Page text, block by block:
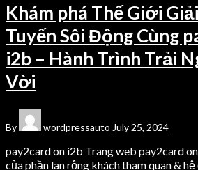
Khám phá Thế Giới
Tuyến Sôi Động Cùng
i2b – Hành Trình Trải
Vời
By wordpressauto July 25, 2024
pay2card on i2b Trang web pay2card
của phần lan rộng khách tham quan &